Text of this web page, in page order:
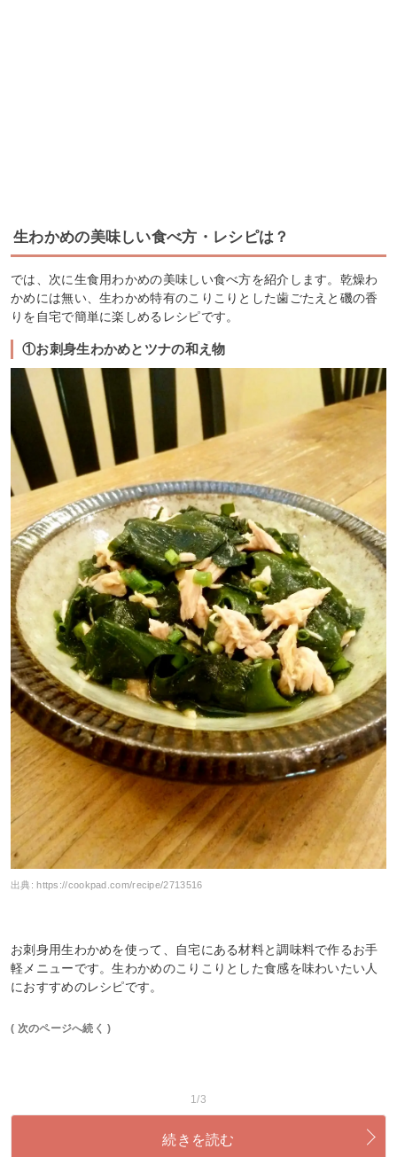
生わかめの美味しい食べ方・レシピは？
では、次に生食用わかめの美味しい食べ方を紹介します。乾燥わ
かめには無い、生わかめ特有のこりこりとした歯ごたえと磯の香
りを自宅で簡単に楽しめるレシピです。
①お刺身生わかめとツナの和え物
出典:https://cookpad.com/recipe/2713516
お刺身用生わかめを使って、自宅にある材料と調味料で作るお手
軽メニューです。生わかめのこりこりとした食感を味わいたい人
におすすめのレシピです。
( 次のページへ続く )
1/3
続きを読む